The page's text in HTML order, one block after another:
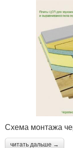
Схема монтажа
читать дальше →